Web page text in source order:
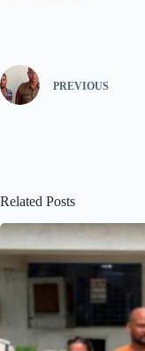
PREVIOUS
Related Posts